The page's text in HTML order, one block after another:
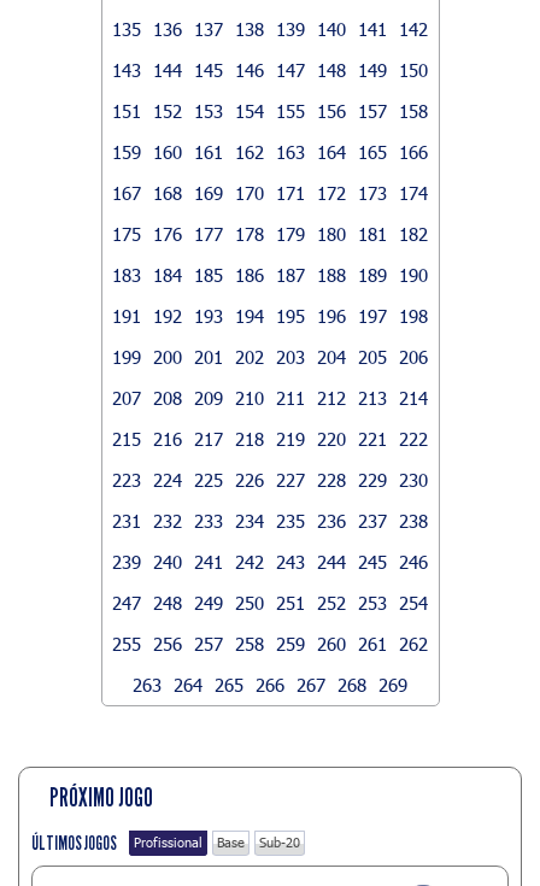
135
136 137 138 139 140 141
142
143
144 145 146 147 148 149
150
151
152 153 154 155 156 157
158
159
160 161 162 163 164 165
166
167
168 169 170 171 172 173
174
175
176 177 178 179 180 181
182
183
184 185 186 187 188 189
190
191
192 193 194 195 196 197
198
199
200 201 202 203 204 205
206
207
208 209 210 211 212 213
214
215
216 217 218 219 220 221
222
223
224 225 226 227 228 229
230
231
232 233 234 235 236 237
238
239
240 241 242 243 244 245
246
247
248 249 250 251 252 253
254
255
256 257 258 259 260 261
262
263
264 265 266 267 268 269
PRÓXIMO JOGO
ÚLTIMOS JOGOS Profissional Base Sub-20